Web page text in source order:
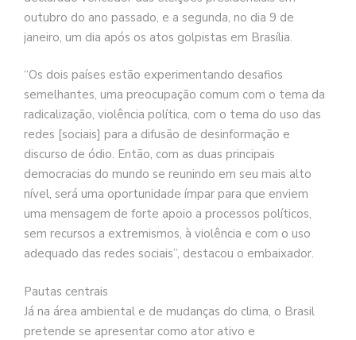
outubro do ano passado, e a segunda, no dia 9 de
janeiro, um dia após os atos golpistas em Brasília.
“Os dois países estão experimentando desafios
semelhantes, uma preocupação comum com o tema da
radicalização, violência política, com o tema do uso das
redes [sociais] para a difusão de desinformação e
discurso de ódio. Então, com as duas principais
democracias do mundo se reunindo em seu mais alto
nível, será uma oportunidade ímpar para que enviem
uma mensagem de forte apoio a processos políticos,
sem recursos a extremismos, à violência e com o uso
adequado das redes sociais”, destacou o embaixador.
Pautas centrais
Já na área ambiental e de mudanças do clima, o Brasil
pretende se apresentar como ator ativo e